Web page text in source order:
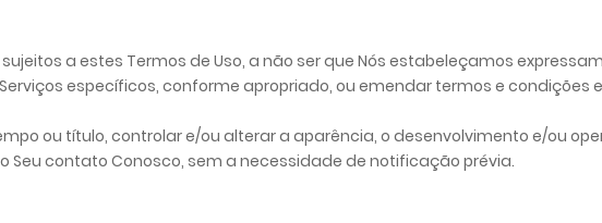
a estes Termos de Uso, a não ser que Nós estabeleçamos
específicos, conforme apropriado, ou emendar termos e condições
tempo ou título, controlar e/ou alterar a aparência, o desenvolvimento e/ou
contato Conosco, sem a necessidade de notificação prévia.